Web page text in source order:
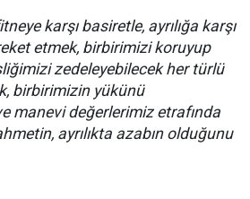
karşı basiretle, ayrılığa karşı
etmek, birbirimizi koruyup
zedeleyebilecek her türlü
birbirimizin yükünü
manevi değerlerimiz etrafında
ayrılıkta azabın olduğunu